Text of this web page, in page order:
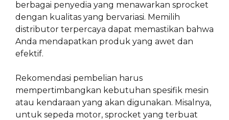
berbagai penyedia yang menawarkan sprocket
dengan kualitas yang bervariasi. Memilih
distributor terpercaya dapat memastikan bahwa
Anda mendapatkan produk yang awet dan
efektif.
Rekomendasi pembelian harus
mempertimbangkan kebutuhan spesifik mesin
atau kendaraan yang akan digunakan. Misalnya,
untuk sepeda motor, sprocket yang terbuat